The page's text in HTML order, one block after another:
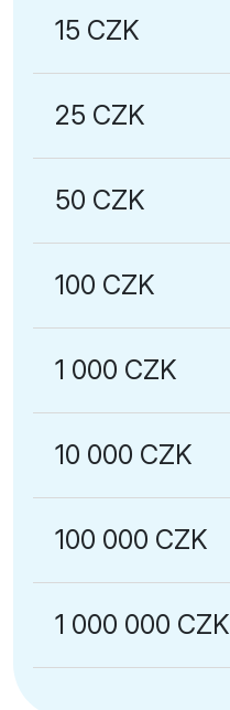
15 CZK
25 CZK
50 CZK
100 CZK
1 000 CZK
10 000 CZK
100 000 CZK
1 000 000 CZK